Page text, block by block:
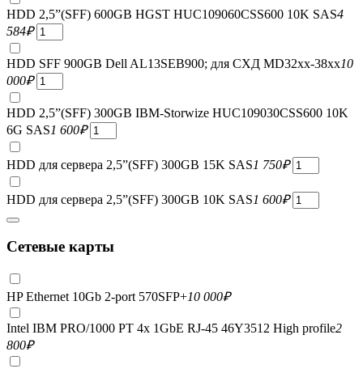
HDD 2,5”(SFF) 600GB HGST HUC109060CSS600 10K SAS4
584₽
HDD SFF 900GB Dell AL13SEB900; для СХД MD32xx-38xx10
000₽
HDD 2,5”(SFF) 300GB IBM-Storwize HUC109030CSS600 10K
6G SAS1 600₽
HDD для сервера 2,5”(SFF) 300GB 15K SAS1 750₽
HDD для сервера 2,5”(SFF) 300GB 10K SAS1 600₽
Сетевые карты
HP Ethernet 10Gb 2-port 570SFP+10 000₽
Intel IBM PRO/1000 PT 4x 1GbE RJ-45 46Y3512 High profile2
800₽